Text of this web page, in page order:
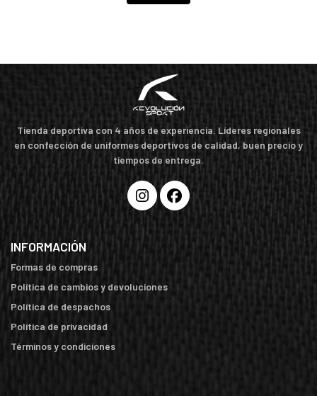
Tienda deportiva con 4 años de experiencia. Líderes regionales
en confección de uniformes deportivos de calidad, buen precio y
tiempos de entrega.
INFORMACIÓN
Formas de compras
Política de cambios y devoluciones
Política de despachos
Política de privacidad
Términos y condiciones